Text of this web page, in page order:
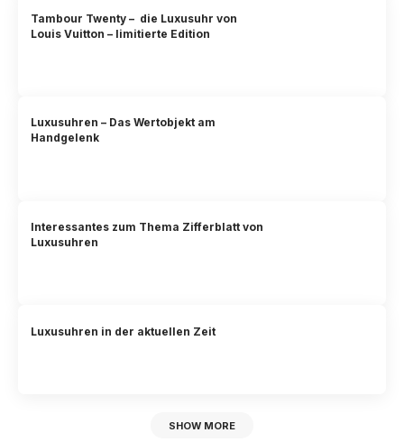
Tambour Twenty – die Luxusuhr von
Louis Vuitton – limitierte Edition
Luxusuhren – Das Wertobjekt am
Handgelenk
Interessantes zum Thema Zifferblatt von
Luxusuhren
Luxusuhren in der aktuellen Zeit
SHOW MORE